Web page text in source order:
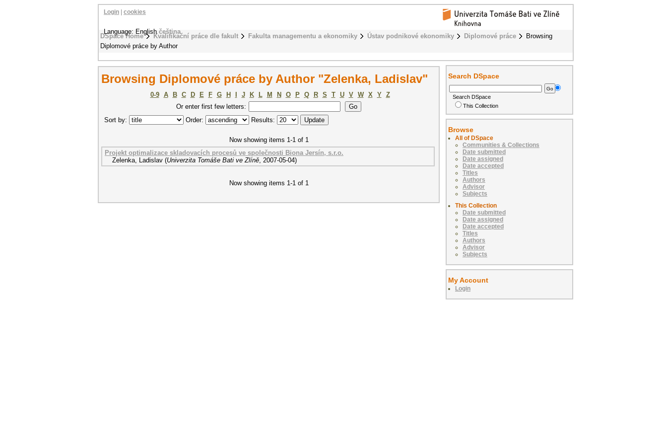
DSpace Home Kvalifikační práce dle fakult Fakulta managementu a ekonomiky Ústav podnikové ekonomiky Diplomové práce
Browsing
Diplomové práce by Author
Login cookies
Language: Englishčeština
Browsing Diplomové práce by Author "Zelenka, Ladislav"
0-9 A B C D E F G H J K L M N O P Q R S T U V W X Y
Z
Or enter first few letters:
Sort by:
Order: Results:
Now showing items 1-1 of 1
Projekt optimalizace skladovacích procesů ve společnosti Biona Jersín, s.r.o.
Zelenka, Ladislav (Univerzita Tomáše Bati ve Zlíně, 2007-05-04)
Now showing items 1-1 of 1
Search DSpace
Search DSpace
This Collection
Browse
All of DSpace
Communities & Collections
Date submitted
Date assigned
Date accepted
Titles
Authors
Advisor
Subjects
This Collection
Date submitted
Date assigned
Date accepted
Titles
Authors
Advisor
Subjects
My Account
Login